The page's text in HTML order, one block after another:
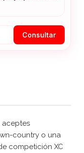
Consultar
aceptes
country o una
competición XC